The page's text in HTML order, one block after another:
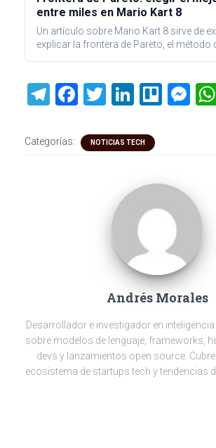
entre miles en Mario Kart 8
Un artículo sobre Mario Kart 8 sirve de
explicar la frontera de Pareto, el método
T
e
F
ce
T
tt
Li
e
n
Tr M
er
Categorías: NOTICIAS TECH
Andrés Morales
Desarrollador e investigador en
sobre modelos de lenguaje, frameworks,
devs y lanzamientos open source. Cubre
ecosistema de startups tech y tendencias